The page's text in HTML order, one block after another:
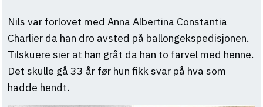
Nils var forlovet med Anna Albertina Constantia
Charlier da han dro avsted på ballongekspedisjonen.
Tilskuere sier at han gråt da han to farvel med henne.
Det skulle gå 33 år før hun fikk svar på hva som
hadde hendt.